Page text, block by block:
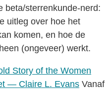
beta/sterrenkunde-nerd:
uitleg over hoe het
komen, en hoe de
(ongeveer) werkt.
Story of the Women
— Claire L. Evans Vanaf